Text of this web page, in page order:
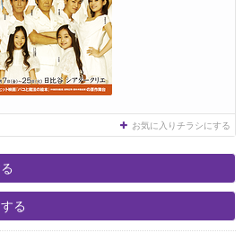
お気に入りチラシにする
る